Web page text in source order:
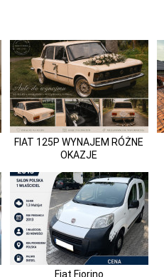
FIAT 125P WYNAJEM RÓŻNE
OKAZJE
Fiat Fiorino